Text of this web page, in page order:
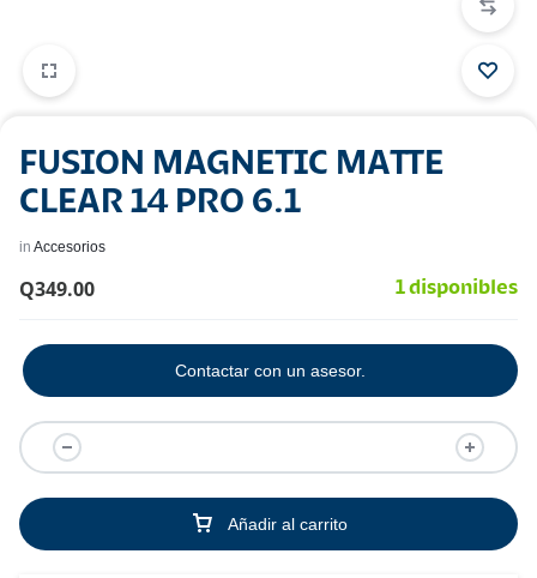
FUSION MAGNETIC MATTE
CLEAR 14 PRO 6.1
in Accesorios
Q349.00 1 disponibles
Añadir al carrito
Contactar con un asesor.